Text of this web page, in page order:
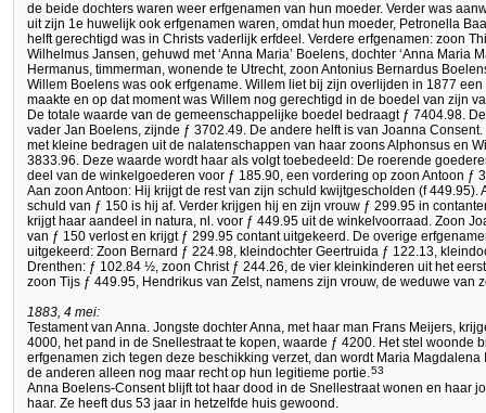
de beide dochters waren weer erfgenamen van hun moeder. Verder was
uit zijn 1e huwelijk ook erfgenamen waren, omdat hun moeder, Petronella
helft gerechtigd was in Christs vaderlijk erfdeel. Verdere erfgenamen: zoon
Wilhelmus Jansen, gehuwd met ‘Anna Maria’ Boelens, dochter ‘Anna Maria
Hermanus, timmerman, wonende te Utrecht, zoon Antonius Bernardus
Willem Boelens was ook erfgename. Willem liet bij zijn overlijden in 1877
maakte en op dat moment was Willem nog gerechtigd in de boedel van zijn
De totale waarde van de gemeenschappelijke boedel bedraagt ƒ 7404.98.
vader Jan Boelens, zijnde ƒ 3702.49. De andere helft is van Joanna
met kleine bedragen uit de nalatenschappen van haar zoons Alphonsus en
3833.96. Deze waarde wordt haar als volgt toebedeeld: De roerende
deel van de winkelgoederen voor ƒ 185.90, een vordering op zoon Antoon ƒ
Aan zoon Antoon: Hij krijgt de rest van zijn schuld kwijtgescholden (f 449.95).
schuld van ƒ 150 is hij af. Verder krijgen hij en zijn vrouw ƒ 299.95 in
krijgt haar aandeel in natura, nl. voor ƒ 449.95 uit de winkelvoorraad. Zoon
van ƒ 150 verlost en krijgt ƒ 299.95 contant uitgekeerd. De overige
uitgekeerd: Zoon Bernard ƒ 224.98, kleindochter Geertruida ƒ 122.13,
Drenthen: ƒ 102.84 ½, zoon Christ ƒ 244.26, de vier kleinkinderen uit het
zoon Tijs ƒ 449.95, Hendrikus van Zelst, namens zijn vrouw, de weduwe van
1883, 4 mei:
Testament van Anna. Jongste dochter Anna, met haar man Frans Meijers,
4000, het pand in de Snellestraat te kopen, waarde ƒ 4200. Het stel woonde
erfgenamen zich tegen deze beschikking verzet, dan wordt Maria
de anderen alleen nog maar recht op hun legitieme portie.53
Anna Boelens-Consent blijft tot haar dood in de Snellestraat wonen en haar
haar. Ze heeft dus 53 jaar in hetzelfde huis gewoond.